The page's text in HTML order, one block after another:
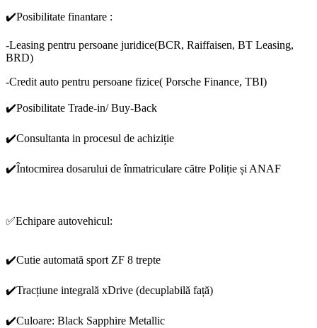
✔️Posibilitate finantare :
-Leasing pentru persoane juridice(BCR, Raiffaisen, BT Leasing,
BRD)
-Credit auto pentru persoane fizice( Porsche Finance, TBI)
✔️Posibilitate Trade-in/ Buy-Back
✔️Consultanta in procesul de achiziție
✔️Întocmirea dosarului de înmatriculare către Poliție și ANAF
✅Echipare autovehicul:
✔️Cutie automată sport ZF 8 trepte
✔️Tracțiune integrală xDrive (decuplabilă față)
✔️Culoare: Black Sapphire Metallic